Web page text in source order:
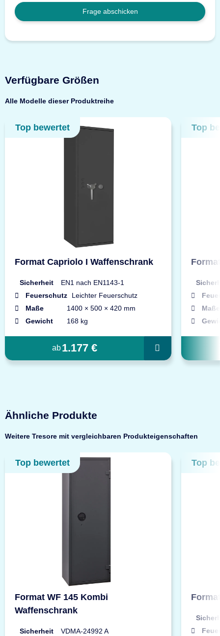
Frage abschicken
Verfügbare Größen
Alle Modelle dieser Produktreihe
Top bewertet
Format Capriolo I Waffenschrank
Sicherheit
EN1 nach EN1143-1
Feuerschutz
Leichter Feuerschutz
Maße
1400 × 500 × 420 mm
Gewicht
168 kg
ab1.177 €
Top
Maße
Ähnliche Produkte
Weitere Tresore mit vergleichbaren Produkteigenschaften
Top bewertet
Format WF 145 Kombi
Waffenschrank
Sicherheit
VDMA-24992 A
Top